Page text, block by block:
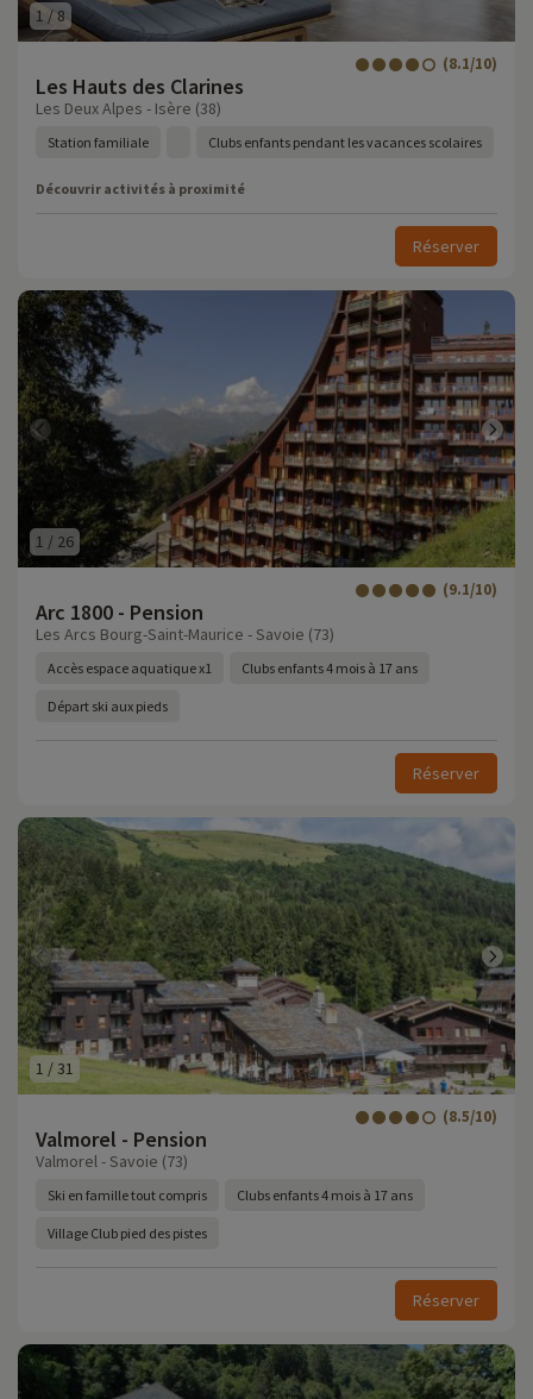
1 / 8
Les Hauts des Clarines
(8.1/10)
Les Deux Alpes - Isère (38)
Station familiale Clubs enfants pendant les vacances scolaires
Découvrir activités à proximité
Réserver
1 / 26
Arc 1800 - Pension
(9.1/10)
Les Arcs Bourg-Saint-Maurice - Savoie (73)
Accès espace aquatique x1 Clubs enfants 4 mois à 17 ans
Départ ski aux pieds
Réserver
1 /31
Valmorel - Pension
(8.5/10)
Valmorel - Savoie (73)
Ski en famille tout compris Clubs enfants 4 mois à 17 ans
Village Club pied des pistes
Réserver